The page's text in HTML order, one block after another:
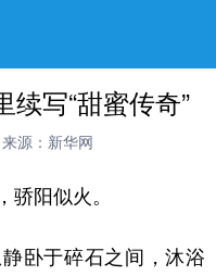
写“甜蜜传奇”
来源：新华网
阳似火。
卧于碎石之间，沐浴